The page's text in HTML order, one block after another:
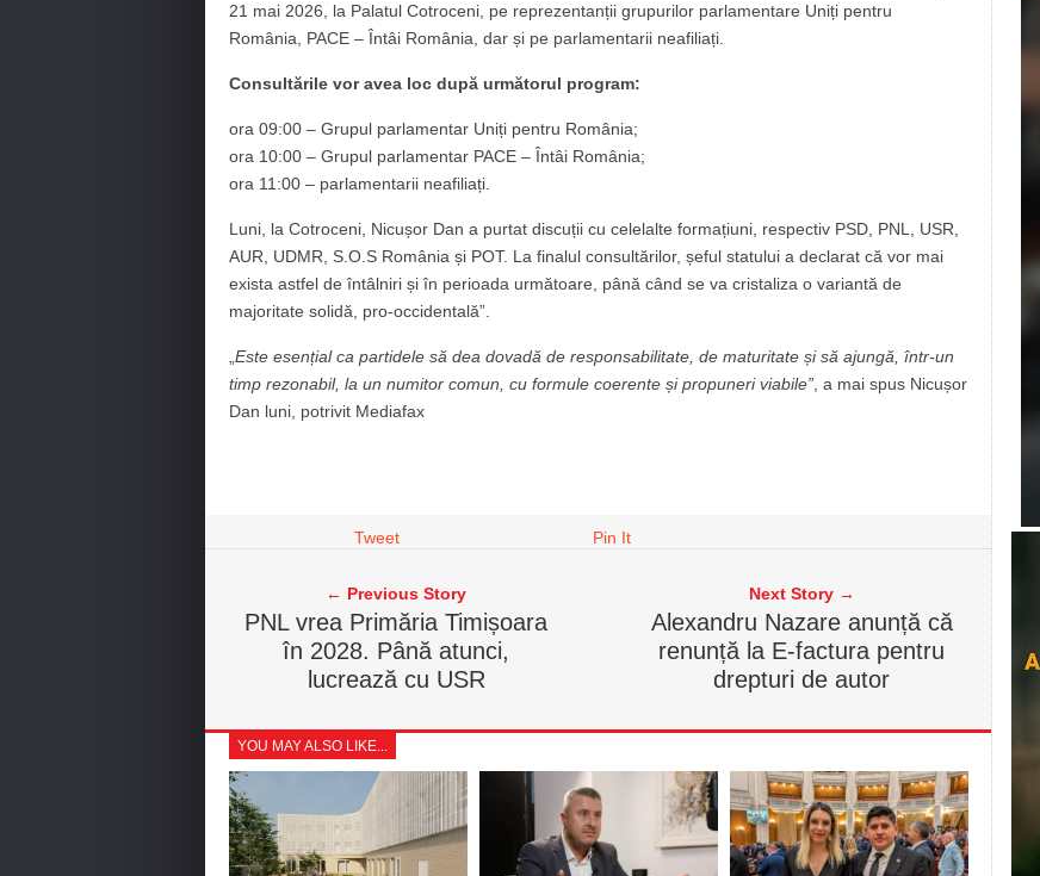
21 mai 2026, la Palatul Cotroceni, pe reprezentanții grupurilor parlamentare Uniți pentru
România, PACE – Întâi România, dar și pe parlamentarii neafiliați.
Consultările vor avea loc după următorul program:
ora 09:00 – Grupul parlamentar Uniți pentru România;
ora 10:00 – Grupul parlamentar PACE – Întâi România;
ora 11:00 – parlamentarii neafiliați.
Luni, la Cotroceni, Nicușor Dan a purtat discuții cu celelalte formațiuni, respectiv PSD, PNL, USR,
AUR, UDMR, S.O.S România și POT. La finalul consultărilor, șeful statului a declarat că vor mai
exista astfel de întâlniri și în perioada următoare, până când se va cristaliza o variantă de
majoritate solidă, pro-occidentală”.
Este esențial ca partidele să dea dovadă de responsabilitate, de maturitate și să ajungă, într-un
timp rezonabil, la un numitor comun, cu formule coerente și propuneri viabile” , a mai spus Nicușor
Dan luni, potrivit Mediafax
Tweet Pin It
← Previous Story
PNL vrea Primăria Timișoara
în 2028. Până atunci,
lucrează cu USR
Next Story →
Alexandru Nazare anunță că
renunță la E-factura pentru
drepturi de autor
YOU MAY ALSO LIKE...